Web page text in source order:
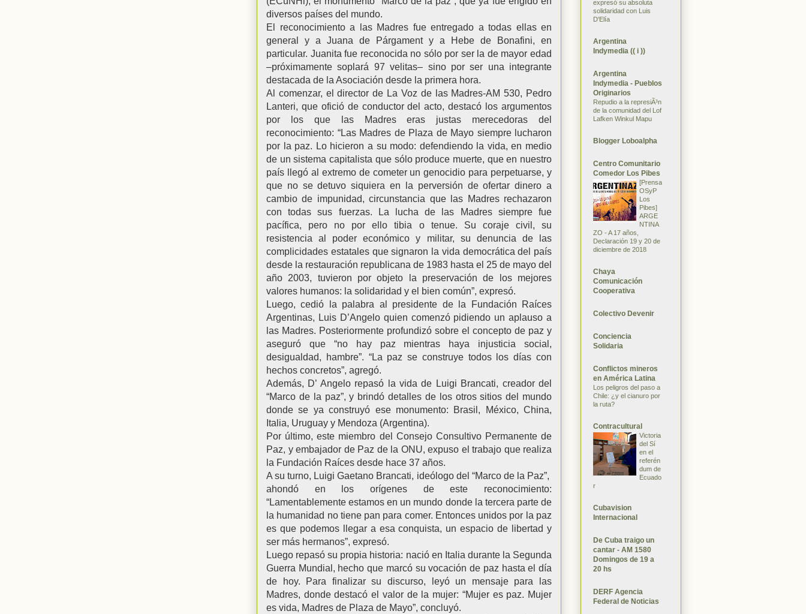
diversos países del mundo.
El reconocimiento a las Madres fue entregado a todas ellas en
general y a Juana de Párgament y a Hebe de Bonafini, en
particular. Juanita fue reconocida no sólo por ser la de mayor edad
–próximamente soplará 97 velitas– sino por ser una integrante
destacada de la Asociación desde la primera hora.
Al comenzar, el director de La Voz de las Madres-AM 530, Pedro
Lanteri, que ofició de conductor del acto, destacó los argumentos
por los que las Madres eras justas merecedoras del
reconocimiento: “Las Madres de Plaza de Mayo siempre lucharon
por la paz. Lo hicieron a su modo: defendiendo la vida, en medio
de un sistema capitalista que sólo produce muerte, que en nuestro
país llegó al extremo de cometer un genocidio para perpetuarse, y
que no se detuvo siquiera en la perversión de ofertar dinero a
cambio de impunidad, circunstancia que las Madres rechazaron
con todas sus fuerzas. La lucha de las Madres siempre fue
pacífica, pero no por ello tibia o tenue. Su coraje civil, su
resistencia al poder económico y militar, su denuncia de las
complicidades estatales que signaron la vida democrática del país
desde la restauración republicana de 1983 hasta el 25 de mayo del
año 2003, tuvieron por objeto la preservación de los mejores
valores humanos: la solidaridad y el bien común”, expresó.
Luego, cedió la palabra al presidente de la Fundación Raíces
Argentinas, Luis D’Angelo quien comenzó pidiendo un aplauso a
las Madres. Posteriormente profundizó sobre el concepto de paz y
aseguró que “no hay paz mientras haya injusticia social,
desigualdad, hambre”. “La paz se construye todos los días con
hechos concretos”, agregó.
Además, D’ Angelo repasó la vida de Luigi Brancati, creador del
“Marco de la paz”, y brindó detalles de los otros sitios del mundo
donde se ya construyó ese monumento: Brasil, México, China,
Italia, Uruguay y Mendoza (Argentina).
Por último, este miembro del Consejo Consultivo Permanente de
Paz, y embajador de Paz de la ONU, expuso el trabajo que realiza
la Fundación Raíces desde hace 37 años.
A su turno, Luigi Gaetano Brancati, ideólogo del “Marco de la Paz”,
ahondó en los orígenes de este reconocimiento:
“Lamentablemente estamos en un mundo donde la tercera parte de
la humanidad no tiene pan para comer. Entonces unidos por la paz
es que podemos llegar a esa conquista, un espacio de libertad y
ser más hermanos”, expresó.
Luego repasó su propia historia: nació en Italia durante la Segunda
Guerra Mundial, hecho que marcó su vocación de paz hasta el día
de hoy. Para finalizar su discurso, leyó un mensaje para las
Madres, donde destacó el valor de la mujer: “Mujer es paz. Mujer
es vida, Madres de Plaza de Mayo”, concluyó.
expresó su absoluta
solidaridad con Luis
D'Elía
Argentina
Indymedia (( i ))
Argentina
Indymedia - Pueblos
Originarios
Repudio a la represiÃ³n
de la comunidad del Lof
Lafken Winkul Mapu
Blogger Loboalpha
Centro Comunitario
Comedor Los Pibes
[Prensa
OSyP
Los
Pibes]
ARGE
NTINA
ZO - A 17 años,
Declaración 19 y 20 de
diciembre de 2018
Chaya
Comunicación
Cooperativa
Colectivo Devenir
Conciencia
Solidaria
Conflictos mineros
en América Latina
Los peligros del paso a
Chile: ¿y el cianuro por
la ruta?
Contracultural
Victoria
del Sí
en el
referén
dum de
Ecuado
r
Cubavision
Internacional
De Cuba traigo un
cantar - AM 1580
Domingos de 19 a
20 hs
DERF Agencia
Federal de Noticias